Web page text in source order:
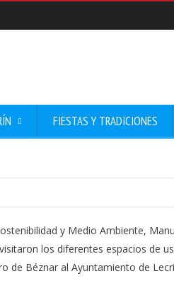
FIESTAS Y TRADICIONES
y Medio Ambiente,
los diferentes espacios de
de Béznar al Ayuntamiento de